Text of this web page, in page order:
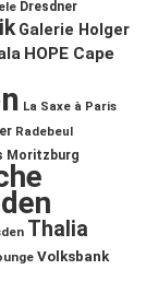
Dresdner
Galerie Holger
HOPE Cape
La Saxe à Paris
Radebeul
Moritzburg
Thalia
Volksbank